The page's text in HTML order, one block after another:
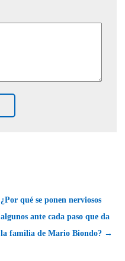
¿Por qué se ponen nerviosos
algunos ante cada paso que da
la familia de Mario Biondo? →